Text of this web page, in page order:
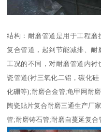
结构：耐磨管道是用于工程磨
复合管道，起到节能减排、耐
工况的不同，对耐磨管道内
瓷管道(衬三氧化二铝，碳化
化硼等);耐磨合金管;龟甲网耐
陶瓷贴片复合耐磨三通生产厂家
管;耐磨铸石管;耐磨自蔓延复合